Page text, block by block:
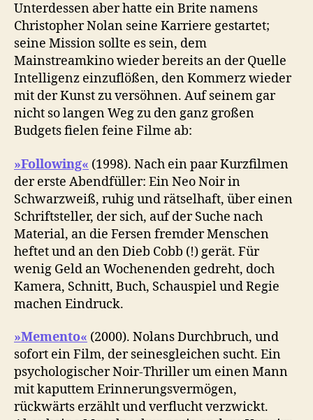
Unterdessen aber hatte ein Brite namens
Christopher Nolan seine Karriere gestartet;
seine Mission sollte es sein, dem
Mainstreamkino wieder bereits an der Quelle
Intelligenz einzuflößen, den Kommerz wieder
mit der Kunst zu versöhnen. Auf seinem gar
nicht so langen Weg zu den ganz großen
Budgets fielen feine Filme ab:
»Following« (1998). Nach ein paar Kurzfilmen
der erste Abendfüller: Ein Neo Noir in
Schwarzweiß, ruhig und rätselhaft, über einen
Schriftsteller, der sich, auf der Suche nach
Material, an die Fersen fremder Menschen
heftet und an den Dieb Cobb (!) gerät. Für
wenig Geld an Wochenenden gedreht, doch
Kamera, Schnitt, Buch, Schauspiel und Regie
machen Eindruck.
»Memento« (2000). Nolans Durchbruch, und
sofort ein Film, der seinesgleichen sucht. Ein
psychologischer Noir-Thriller um einen Mann
mit kaputtem Erinnerungsvermögen,
rückwärts erzählt und verflucht verzwickt.